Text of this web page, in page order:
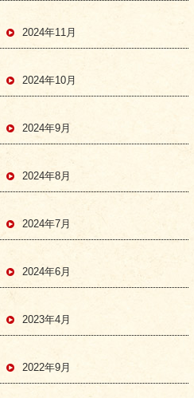
2024年11月
2024年10月
2024年9月
2024年8月
2024年7月
2024年6月
2023年4月
2022年9月